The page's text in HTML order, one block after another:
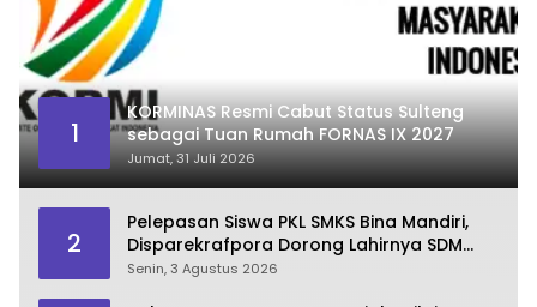
1
KORMINAS Resmi Cabut Status Sulteng
sebagai Tuan Rumah FORNAS IX 2027
Jumat, 31 Juli 2026
2
Pelepasan Siswa PKL SMKS Bina Mandiri,
Disparekrafpora Dorong Lahirnya SDM
Pariwisata Unggul
Senin, 3 Agustus 2026